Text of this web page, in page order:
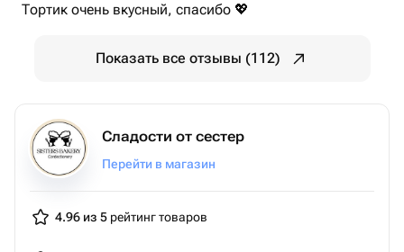
Тортик очень вкусный, спасибо 💖
Показать все отзывы (112)
Сладости от сестер
Перейти в магазин
4.96 из 5 рейтинг товаров